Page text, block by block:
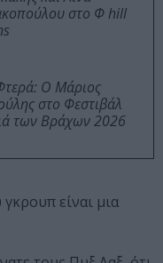
στο Φ hill
Ο Μάριος
στο Φεστιβάλ
των Βράχων 2026
είναι μια